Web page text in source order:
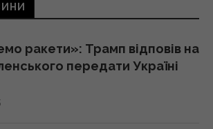
українців вивітрився,
2026
кораблях у Чорному морі: у
ракети»: Трамп відповів на
передати Україні